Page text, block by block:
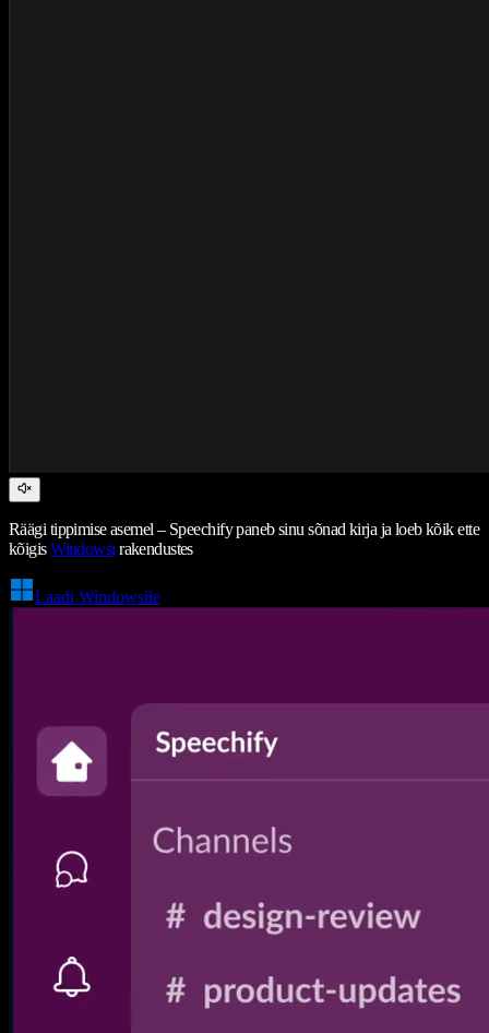
Räägi tippimise asemel – Speechify paneb sinu sõnad kirja ja loeb kõik ette
kõigisWindowsi rakendustes
Laadi Windowsile